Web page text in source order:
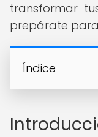
transformar
prepárate
Índice